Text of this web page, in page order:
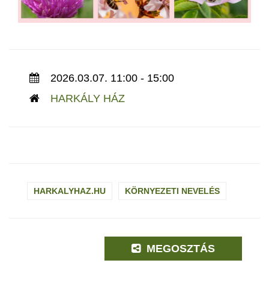
2026.03.07. 11:00 - 15:00
HARKÁLY HÁZ
HARKALYHAZ.HU KÖRNYEZETI NEVELÉS
MEGOSZTÁS